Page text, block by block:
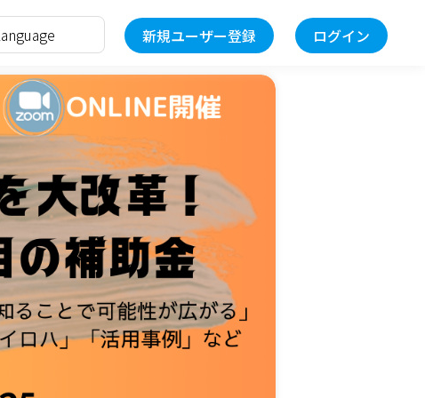
新規ユーザー登録 ログイン